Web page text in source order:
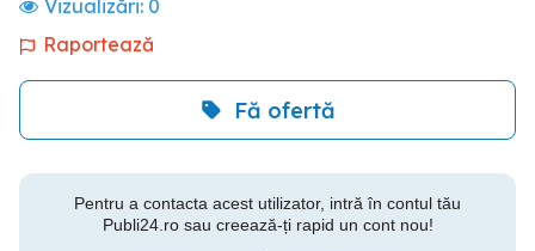
Vizualizări: 0
Raportează
Fă ofertă
Pentru a contacta acest utilizator, intră în contul tău
Publi24.ro sau creează-ți rapid un cont nou!